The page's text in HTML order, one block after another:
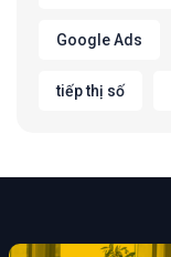
Google Ads
tiếp thị số